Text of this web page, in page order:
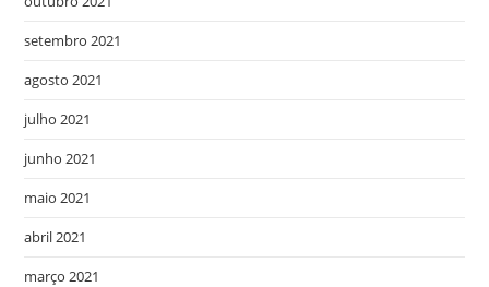
setembro 2021
agosto 2021
julho 2021
junho 2021
maio 2021
abril 2021
março 2021